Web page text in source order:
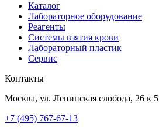
Каталог
Лабораторное оборудование
Реагенты
Системы взятия крови
Лабораторный пластик
Сервис
Контакты
Москва, ул. Ленинская слобода, 26 к 5
+7 (495) 767-67-13